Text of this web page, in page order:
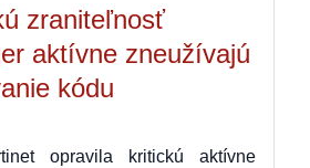
zraniteľnosť
aktívne zneužívajú
kódu
opravila kritickú aktívne